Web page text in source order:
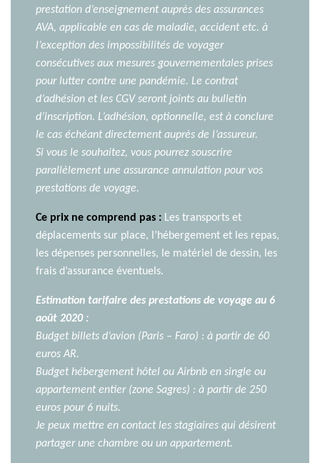
prestation d’enseignement auprès des assurances
AVA, applicable en cas de maladie, accident etc. à
l’exception des impossibilités de voyager
consécutives aux mesures gouvernementales prises
pour lutter contre une pandémie. Le contrat
d’adhésion et les CGV seront joints au bulletin
d’inscription. L’adhésion, optionnelle, est à conclure
le cas échéant directement auprès de l’assureur.
Si vous le souhaitez, vous pourrez souscrire
parallèlement une assurance annulation pour vos
prestations de voyage.
Ce prix ne comprend pas : Les transports et
déplacements sur place, l’hébergement et les repas,
les dépenses personnelles, le matériel de dessin, les
frais d’assurance éventuels.
Estimation tarifaire des prestations de voyage au 6
août 2020 :
Budget billets d’avion (Paris – Faro) : à partir de 60
euros AR.
Budget hébergement hôtel ou Airbnb en single ou
appartement entier (zone Sagres) : à partir de 250
euros pour 6 nuits.
Je peux mettre en contact les stagiaires qui désirent
partager une chambre ou un appartement.